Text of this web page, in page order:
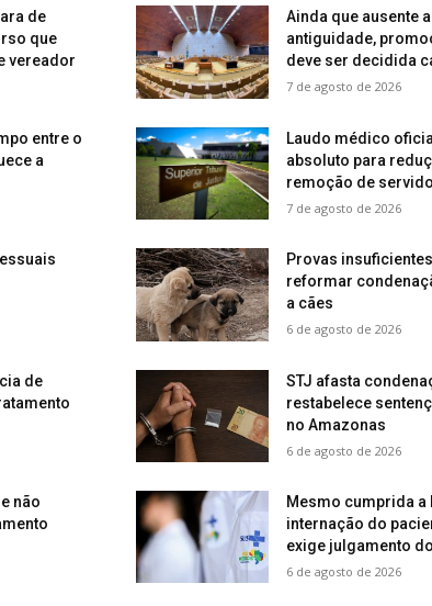
de
que
vereador
Ainda que ausente
antiguidade,
deve ser decidida
7 de agosto de 2026
entre o
a
Laudo médico
absoluto para
remoção de
7 de agosto de 2026
Provas
reformar
a cães
6 de agosto de 2026
de
STJ afasta
restabelece
no Amazonas
6 de agosto de 2026
não
Mesmo cumprida a
internação do
exige julgamento
6 de agosto de 2026